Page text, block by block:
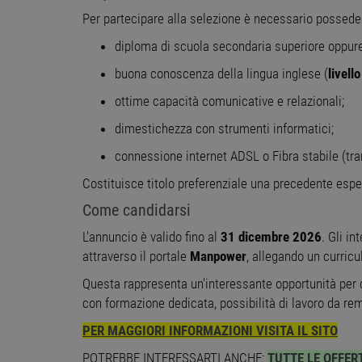
Per partecipare alla selezione è necessario
diploma di scuola secondaria superiore
buona conoscenza della lingua inglese (
ottime capacità comunicative e relazionali;
dimestichezza con strumenti informatici;
connessione internet ADSL o Fibra stabile
Costituisce titolo preferenziale una precedente
Come candidarsi
L'annuncio è valido fino al 31 dicembre 2026. Gli
attraverso il portale Manpower, allegando un
Questa rappresenta un'interessante opportunità
con formazione dedicata, possibilità di lavoro da
PER MAGGIORI INFORMAZIONI VISITA IL SITO
POTREBBE INTERESSARTI ANCHE: TUTTE LE
web non può essere
Nome
PHPSESSID
receive-cookie-
deprecation
__cf_bm